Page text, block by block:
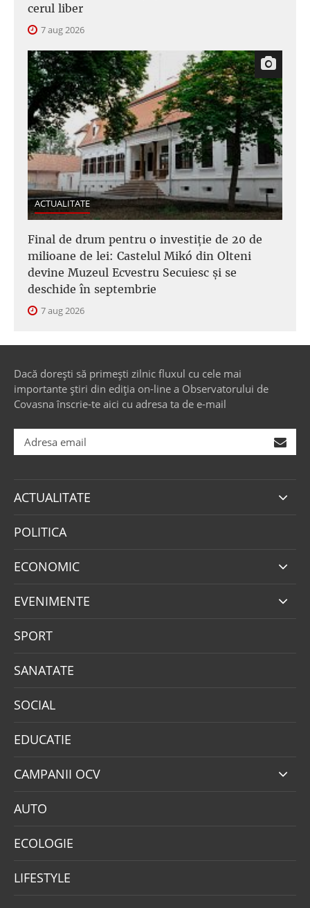
cerul liber
7 aug 2026
ACTUALITATE
Final de drum pentru o investiție de 20 de
milioane de lei: Castelul Mikó din Olteni
devine Muzeul Ecvestru Secuiesc și se
deschide în septembrie
7 aug 2026
Dacă dorești să primești zilnic fluxul cu cele mai
importante știri din ediția on-line a Observatorului de
Covasna înscrie-te aici cu adresa ta de e-mail
ACTUALITATE
POLITICA
ECONOMIC
EVENIMENTE
SPORT
SANATATE
SOCIAL
EDUCATIE
CAMPANII OCV
AUTO
ECOLOGIE
LIFESTYLE